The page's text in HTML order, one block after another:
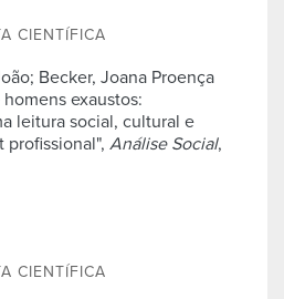
CIENTÍFICA
Becker, Joana Proença
exaustos:
leitura social, cultural e
profissional", Análise Social,
CIENTÍFICA